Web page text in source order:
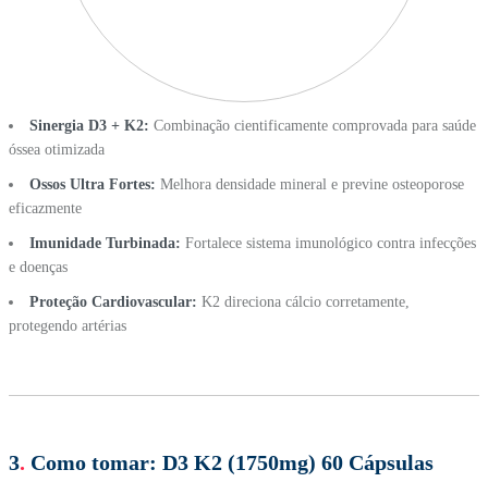
Sinergia D3 + K2: Combinação cientificamente comprovada para saúde
óssea otimizada
Ossos Ultra Fortes: Melhora densidade mineral e previne osteoporose
eficazmente
Imunidade Turbinada: Fortalece sistema imunológico contra infecções
e doenças
Proteção Cardiovascular: K2 direciona cálcio corretamente,
protegendo artérias
3. Como tomar: D3 K2 (1750mg) 60 Cápsulas